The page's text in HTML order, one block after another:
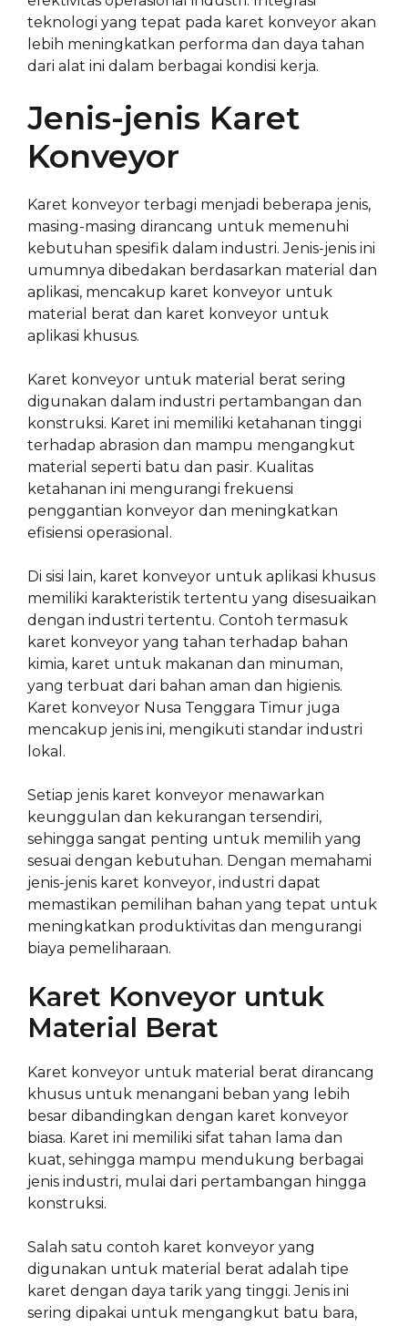
teknologi yang tepat pada karet konveyor akan
lebih meningkatkan performa dan daya tahan
dari alat ini dalam berbagai kondisi kerja.
Jenis-jenis Karet
Konveyor
Karet konveyor terbagi menjadi beberapa jenis,
masing-masing dirancang untuk memenuhi
kebutuhan spesifik dalam industri. Jenis-jenis ini
umumnya dibedakan berdasarkan material dan
aplikasi, mencakup karet konveyor untuk
material berat dan karet konveyor untuk
aplikasi khusus.
Karet konveyor untuk material berat sering
digunakan dalam industri pertambangan dan
konstruksi. Karet ini memiliki ketahanan tinggi
terhadap abrasion dan mampu mengangkut
material seperti batu dan pasir. Kualitas
ketahanan ini mengurangi frekuensi
penggantian konveyor dan meningkatkan
efisiensi operasional.
Di sisi lain, karet konveyor untuk aplikasi khusus
memiliki karakteristik tertentu yang disesuaikan
dengan industri tertentu. Contoh termasuk
karet konveyor yang tahan terhadap bahan
kimia, karet untuk makanan dan minuman,
yang terbuat dari bahan aman dan higienis.
Karet konveyor Nusa Tenggara Timur juga
mencakup jenis ini, mengikuti standar industri
lokal.
Setiap jenis karet konveyor menawarkan
keunggulan dan kekurangan tersendiri,
sehingga sangat penting untuk memilih yang
sesuai dengan kebutuhan. Dengan memahami
jenis-jenis karet konveyor, industri dapat
memastikan pemilihan bahan yang tepat untuk
meningkatkan produktivitas dan mengurangi
biaya pemeliharaan.
Karet Konveyor untuk
Material Berat
Karet konveyor untuk material berat dirancang
khusus untuk menangani beban yang lebih
besar dibandingkan dengan karet konveyor
biasa. Karet ini memiliki sifat tahan lama dan
kuat, sehingga mampu mendukung berbagai
jenis industri, mulai dari pertambangan hingga
konstruksi.
Salah satu contoh karet konveyor yang
digunakan untuk material berat adalah tipe
karet dengan daya tarik yang tinggi. Jenis ini
sering dipakai untuk mengangkut batu bara,